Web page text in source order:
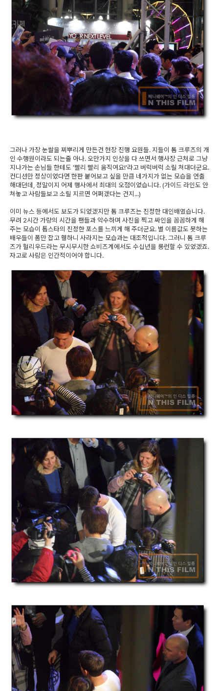
그러나 가장 눈쌀을 찌뿌리게 만든건 현장 진행 요원들. 지들이 톰 크루즈의 개
인 수행원이라도 되는줄 아나. 오만가지 인상을 다 쓰면서 행사장 근처로 그냥
지나가는 손님들 한테도 '빨리 빨리 움직여요!'라고 버럭버럭 소릴 쳐대더군요.
컨디션만 정상이었다면 한판 붙어보고 싶을 만큼 네가지가 없는 모습을 연출
해대던데, 정말이지 어제 행사에서 최대의 오점이었습니다. (가이드 라인도 안
쳐놓고 사람들보고 소릴 지르면 어쩌겠다는 건지...)
이미 뉴스 등에서도 보도가 되었겠지만 톰 크루즈는 진정한 대인배였습니다.
무려 2시간 가량의 시간을 팬들과 악수하며 사진을 찍고 싸인을 꼼꼼하게 해
주는 모습이 톱스타의 진정한 포스를 느끼게 해 주더군요. 별 이름값도 못하는
배우들이 폼만 잡고 휑하니 사라지는 모습과는 대조적입니다. 그러니 톰 크루
즈가 헐리우드라는 무시무시한 쇼비즈계에서도 수십년을 롱런할 수 있었겠죠.
자고로 사람은 인간적이어야 합니다.